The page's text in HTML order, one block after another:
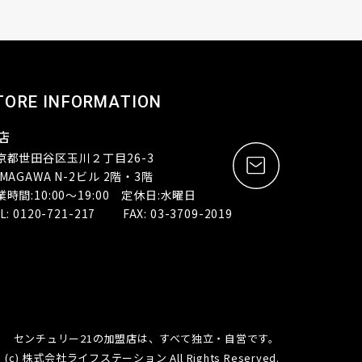
INFORMATION
都世田谷区玉川２丁目26-3
N-2ビル 2階・3階
時間:10:00～19:00 定休日:水曜日
0120-721-217 FAX: 03-3709-2019
センチュリー21の加盟店は、すべて独立・自営です。
(c) 株式会社ライフステーション All Rights Reserved.